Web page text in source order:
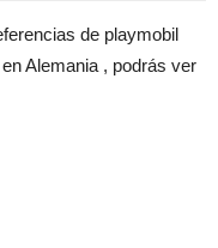
de playmobil
Alemania , podrás ver